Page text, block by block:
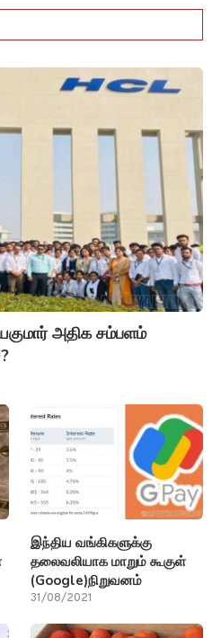
அதிக சம்பளம்
இந்திய வங்கிகளுக்கு
தலைவலியாக மாறும் கூகுள்
(Google)நிறுவனம்
31/08/2021